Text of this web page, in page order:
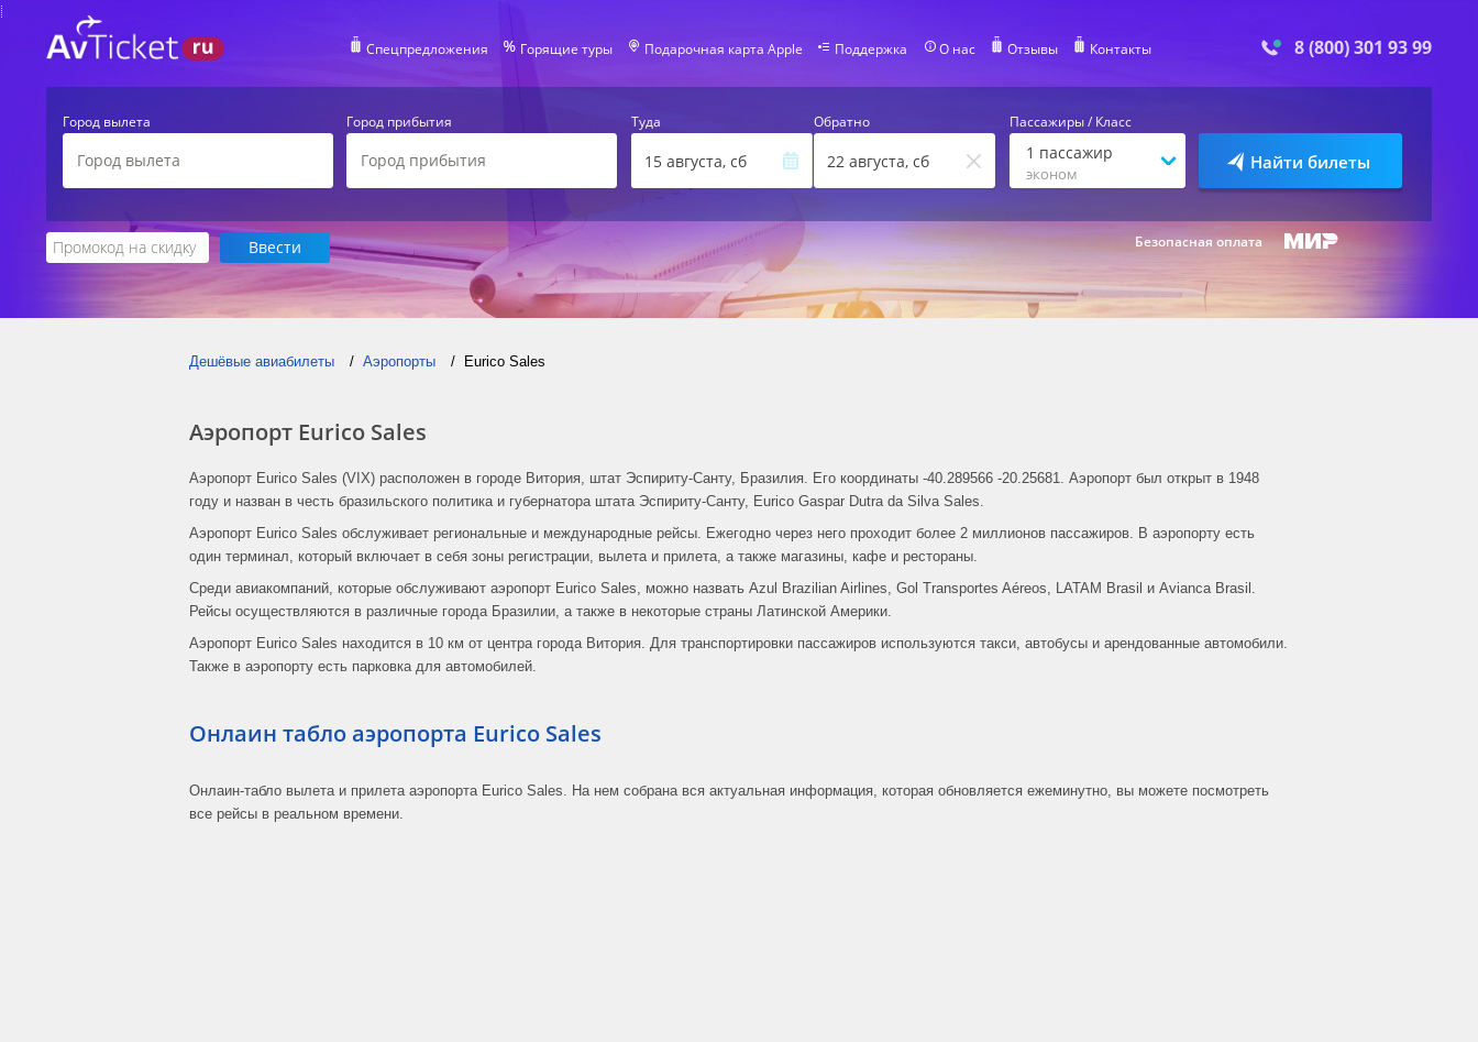
Спецпредложения Горящие туры Подарочная карта Apple Поддержка О нас Отзывы Контакты 8 (800) 301 93 99
Город вылета Город прибытия Туда
15 августа, сб
Обратно
22 августа, сб
Пассажиры / Класс
1 пассажир
эконом
Найти билеты
Безопасная оплата
Дешёвые авиабилеты Аэропорты Eurico Sales
Аэропорт Eurico Sales
Аэропорт Eurico Sales (VIX) расположен в городе Витория, штат Эспириту-Санту, Бразилия. Его координаты -40.289566 -20.25681. Аэропорт был открыт в 1948
году и назван в честь бразильского политика и губернатора штата Эспириту-Санту, Eurico Gaspar Dutra da Silva Sales.
Аэропорт Eurico Sales обслуживает региональные и международные рейсы. Ежегодно через него проходит более 2 миллионов пассажиров. В аэропорту есть
один терминал, который включает в себя зоны регистрации, вылета и прилета, а также магазины, кафе и рестораны.
Среди авиакомпаний, которые обслуживают аэропорт Eurico Sales, можно назвать Azul Brazilian Airlines, Gol Transportes Aéreos, LATAM Brasil и Avianca Brasil.
Рейсы осуществляются в различные города Бразилии, а также в некоторые страны Латинской Америки.
Аэропорт Eurico Sales находится в 10 км от центра города Витория. Для транспортировки пассажиров используются такси, автобусы и арендованные автомобили.
Также в аэропорту есть парковка для автомобилей.
Онлаин табло аэропорта Eurico Sales
Онлаин-табло вылета и прилета аэропорта Eurico Sales. На нем собрана вся актуальная информация, которая обновляется ежеминутно, вы можете посмотреть
все рейсы в реальном времени.